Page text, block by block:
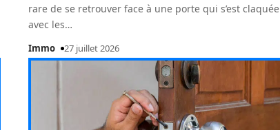
rare de se retrouver face à une porte qui s’est claquée
avec les…
Immo 27 juillet 2026